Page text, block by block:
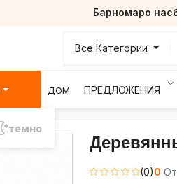
Барномаро
Все Категории
ДОМ ПРЕДЛОЖЕНИЯ
темно
(0)0